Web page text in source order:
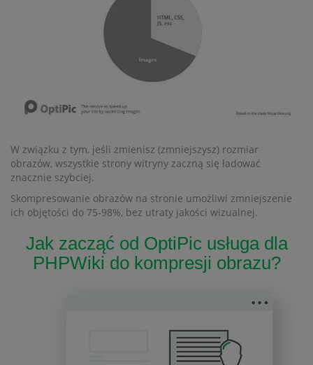
W związku z tym, jeśli zmienisz (zmniejszysz) rozmiar
obrazów, wszystkie strony witryny zaczną się ładować
znacznie szybciej.
Skompresowanie obrazów na stronie umożliwi zmniejszenie
ich objętości do 75-98%, bez utraty jakości wizualnej.
Jak zacząć od OptiPic usługa dla
PHPWiki do kompresji obrazu?